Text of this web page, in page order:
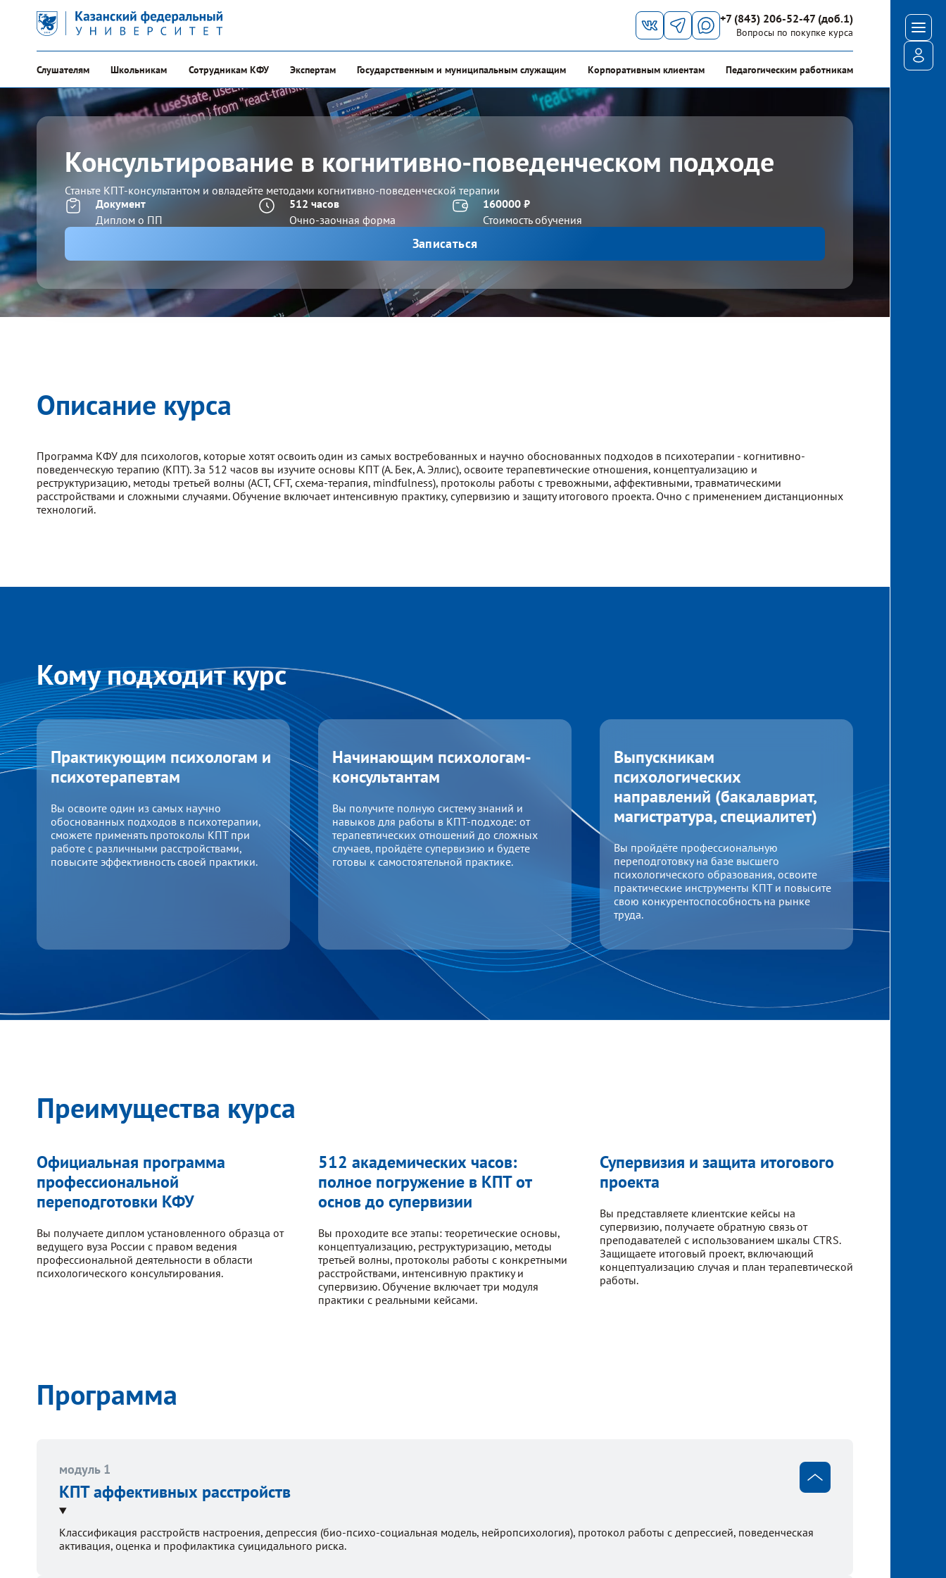
+7 (843) 206-52-47 (доб.1)
Вопросы по покупке курса
Слушателям Школьникам Сотрудникам КФУ Экспертам Государственным и муниципальным служащим Корпоративным клиентам Педагогическим работникам
Меню
Консультирование в когнитивно-поведенческом подходе
Станьте КПТ-консультантом и овладейте методами когнитивно-поведенческой терапии
Документ
Диплом о ПП
512 часов
Очно-заочная форма
160000 ₽
Стоимость обучения
Записаться
Описание курса
Программа КФУ для психологов, которые хотят освоить один из самых востребованных и научно обоснованных подходов в психотерапии - когнитивно-
поведенческую терапию (КПТ). За 512 часов вы изучите основы КПТ (А. Бек, А. Эллис), освоите терапевтические отношения, концептуализацию и
реструктуризацию, методы третьей волны (ACT, CFT, схема-терапия, mindfulness), протоколы работы с тревожными, аффективными, травматическими
расстройствами и сложными случаями. Обучение включает интенсивную практику, супервизию и защиту итогового проекта. Очно с применением дистанционных
технологий.
Кому подходит курс
Практикующим психологам и
психотерапевтам
Вы освоите один из самых научно
обоснованных подходов в психотерапии,
сможете применять протоколы КПТ при
работе с различными расстройствами,
повысите эффективность своей практики.
Начинающим психологам-
консультантам
Вы получите полную систему знаний и
навыков для работы в КПТ-подходе: от
терапевтических отношений до сложных
случаев, пройдёте супервизию и будете
готовы к самостоятельной практике.
Выпускникам
психологических
направлений (бакалавриат,
магистратура, специалитет)
Вы пройдёте профессиональную
переподготовку на базе высшего
психологического образования, освоите
практические инструменты КПТ и повысите
свою конкурентоспособность на рынке
труда.
Преимущества курса
Официальная программа
профессиональной
переподготовки КФУ
Вы получаете диплом установленного образца от
ведущего вуза России с правом ведения
профессиональной деятельности в области
психологического консультирования.
512 академических часов:
полное погружение в КПТ от
основ до супервизии
Вы проходите все этапы: теоретические основы,
концептуализацию, реструктуризацию, методы
третьей волны, протоколы работы с конкретными
расстройствами, интенсивную практику и
супервизию. Обучение включает три модуля
практики с реальными кейсами.
Супервизия и защита итогового
проекта
Вы представляете клиентские кейсы на
супервизию, получаете обратную связь от
преподавателей с использованием шкалы CTRS.
Защищаете итоговый проект, включающий
концептуализацию случая и план терапевтической
работы.
Программа
модуль 1
КПТ аффективных расстройств
Классификация расстройств настроения, депрессия (био-психо-социальная модель, нейропсихология), протокол работы с депрессией, поведенческая
активация, оценка и профилактика суицидального риска.